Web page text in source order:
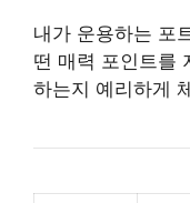
내가 운용하는 포
떤 매력 포인트를
하는지 예리하게